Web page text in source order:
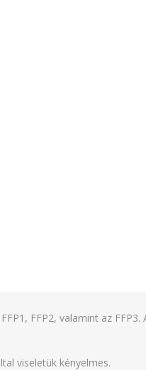
FFP2, valamint az FFP3.
viseletük kényelmes.